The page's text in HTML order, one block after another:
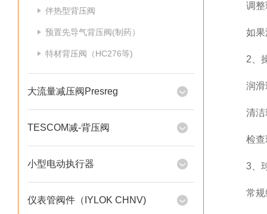
伴热型背压阀
预置先导气背压阀(制药）
特材背压阀（HC276等)
大流量减压阀Presreg
TESCOM减-背压阀
小型电动执行器
仪表管阀件（IYLOK CHNV)
调整球
如果泄
2、操
润滑球
清洁球
检查球
3、球
常规维